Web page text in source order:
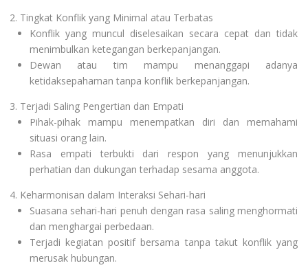
Tingkat Konflik yang Minimal atau Terbatas
Konflik yang muncul diselesaikan secara cepat dan tidak
menimbulkan ketegangan berkepanjangan.
Dewan atau tim mampu menanggapi adanya
ketidaksepahaman tanpa konflik berkepanjangan.
Terjadi Saling Pengertian dan Empati
Pihak-pihak mampu menempatkan diri dan memahami
situasi orang lain.
Rasa empati terbukti dari respon yang menunjukkan
perhatian dan dukungan terhadap sesama anggota.
Keharmonisan dalam Interaksi Sehari-hari
Suasana sehari-hari penuh dengan rasa saling menghormati
dan menghargai perbedaan.
Terjadi kegiatan positif bersama tanpa takut konflik yang
merusak hubungan.